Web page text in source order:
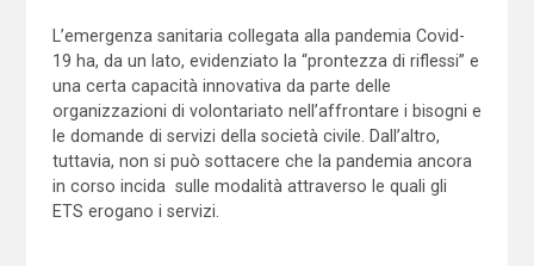
L’emergenza sanitaria collegata alla pandemia Covid-
19 ha, da un lato, evidenziato la “prontezza di riflessi” e
una certa capacità innovativa da parte delle
organizzazioni di volontariato nell’affrontare i bisogni e
le domande di servizi della società civile. Dall’altro,
tuttavia, non si può sottacere che la pandemia ancora
in corso incida sulle modalità attraverso le quali gli
ETS erogano i servizi.